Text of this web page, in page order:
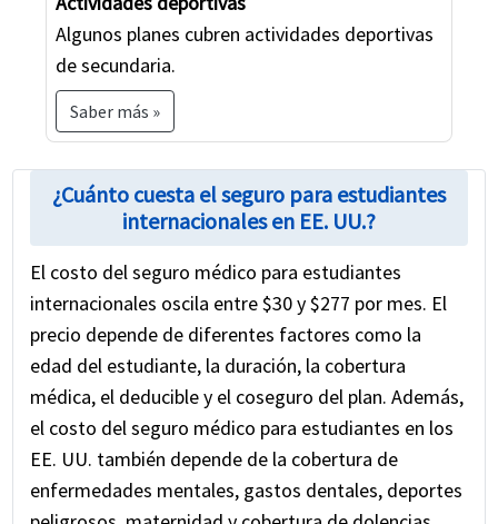
Algunos planes cubren actividades deportivas
de secundaria.
Saber más »
¿Cuánto cuesta el seguro para estudiantes
internacionales en EE. UU.?
El costo del seguro médico para estudiantes
internacionales oscila entre $30 y $277 por mes. El
precio depende de diferentes factores como la
edad del estudiante, la duración, la cobertura
médica, el deducible y el coseguro del plan. Además,
el costo del seguro médico para estudiantes en los
EE. UU. también depende de la cobertura de
enfermedades mentales, gastos dentales, deportes